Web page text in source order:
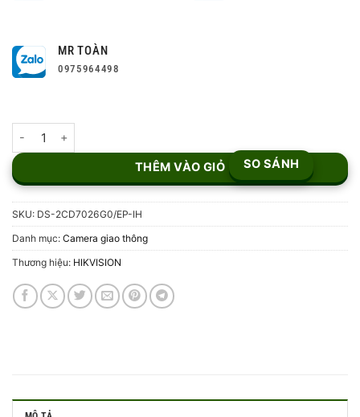
MR TOÀN
0975964498
THÊM VÀO GIỎ SO SÁNH
SKU: DS-2CD7026G0/EP-IH
Danh mục: Camera giao thông
Thương hiệu: HIKVISION